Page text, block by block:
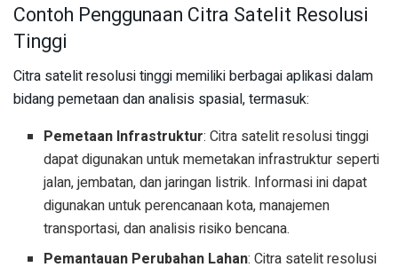
Contoh Penggunaan Citra Satelit Resolusi
Tinggi
Citra satelit resolusi tinggi memiliki berbagai aplikasi dalam
bidang pemetaan dan analisis spasial, termasuk:
Pemetaan Infrastruktur: Citra satelit resolusi tinggi
dapat digunakan untuk memetakan infrastruktur seperti
jalan, jembatan, dan jaringan listrik. Informasi ini dapat
digunakan untuk perencanaan kota, manajemen
transportasi, dan analisis risiko bencana.
Pemantauan Perubahan Lahan: Citra satelit resolusi